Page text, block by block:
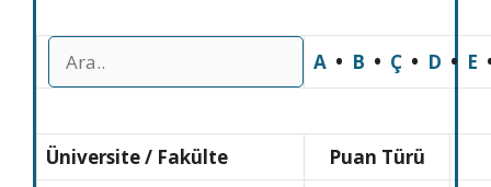
A • B • Ç • D • E
Üniversite/ Fakülte Puan Türü